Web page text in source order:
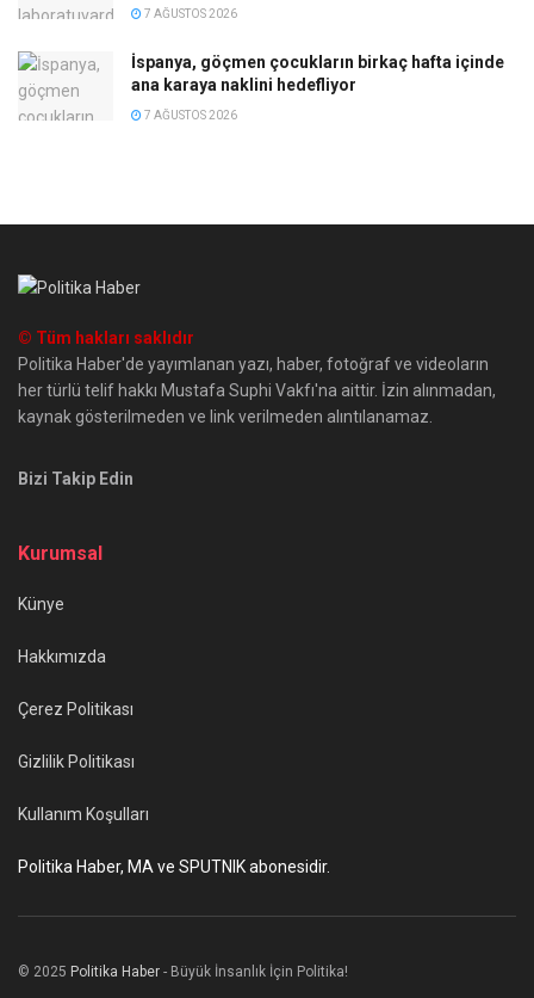
7 AĞUSTOS 2026
İspanya, göçmen çocukların birkaç hafta içinde
ana karaya naklini hedefliyor
7 AĞUSTOS 2026
© Tüm hakları saklıdır
Politika Haber'de yayımlanan yazı, haber, fotoğraf ve videoların
her türlü telif hakkı Mustafa Suphi Vakfı'na aittir. İzin alınmadan,
kaynak gösterilmeden ve link verilmeden alıntılanamaz.
Bizi Takip Edin
Kurumsal
Künye
Hakkımızda
Çerez Politikası
Gizlilik Politikası
Kullanım Koşulları
Politika Haber, MA ve SPUTNIK abonesidir.
© 2025 Politika Haber - Büyük İnsanlık İçin Politika!